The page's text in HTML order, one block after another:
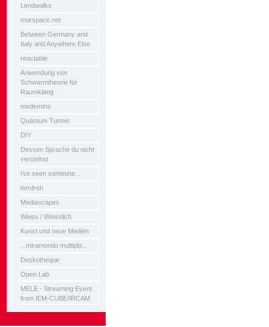
Lendwalks
murspace.net
Between Germany and
Italy and Anywhere Else
reactable
Anwendung von
Schwarmtheorie für
Raumklang
mxdemtns
Quantum Tunnel
DIY
Dessen Sprache du nicht
verstehst
i've seen someone...
herdreh
Mediascapes
Weiss / Weisslich
Kunst und neue Medien
...miramondo multiplo...
Deskotheque
Open Lab
MELE - Streaming Event
from IEM-CUBE/IRCAM